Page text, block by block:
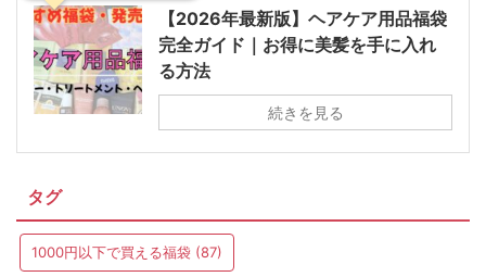
【2026年最新版】ヘアケア用品福袋
完全ガイド｜お得に美髪を手に入れ
る方法
続きを見る
タグ
1000円以下で買える福袋 (87)